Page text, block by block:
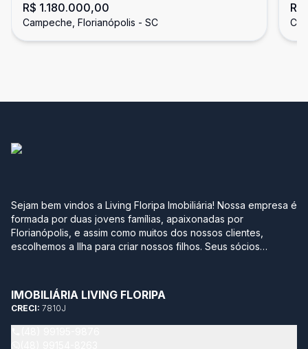
Condomínio Club - Campeche,
Florianópolis SC
R$ 1.180.000,00
Campeche, Florianópolis - SC
Sejam bem vindos a Living Floripa Imobiliária! Nossa empresa é
formada por duas jovens famílias, apaixonadas por
Florianópolis, e assim como muitos dos nossos clientes,
escolhemos a Ilha para criar nossos filhos. Seus sócios
grandes construtoras, imobiliárias e multinacionais, optaram
por empreender com leveza, agilidade, transparência e
segurança neste momento tão importante na vida de qualquer
pessoa. Sabemos quantos detalhes e incertezas envolvem
IMOBILIÁRIA LIVING FLORIPA
CRECI: 7810J